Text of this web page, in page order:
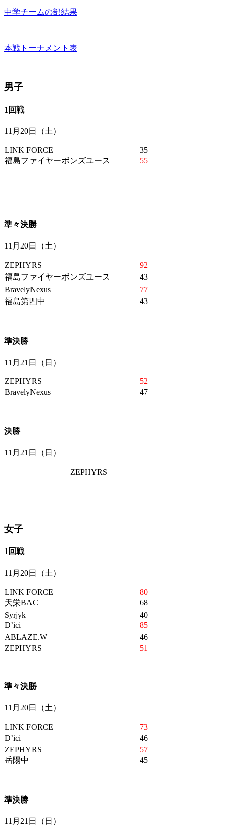
中学チームの部結果
本戦トーナメント表
男子
1回戦
11月20日（土）
LINK FORCE 35
福島ファイヤーボンズユース
55
準々決勝
11月20日（土）
ZEPHYRS 92
福島ファイヤーボンズユース
43
BravelyNexus
77
福島第四中
43
準決勝
11月21日（日）
ZEPHYRS 52
BravelyNexus
47
決勝
11月21日（日）
ZEPHYRS
女子
1回戦
11月20日（土）
LINK FORCE 80
天栄BAC
68
Syrjyk
40
D’ici
85
ABLAZE.W
46
ZEPHYRS
51
準々決勝
11月20日（土）
LINK FORCE 73
D’ici
46
ZEPHYRS
57
岳陽中
45
準決勝
11月21日（日）